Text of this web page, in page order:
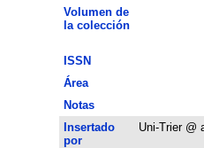
Volumen de
la colección
ISSN
Área
Notas
Insertado
por
Uni-Trier @